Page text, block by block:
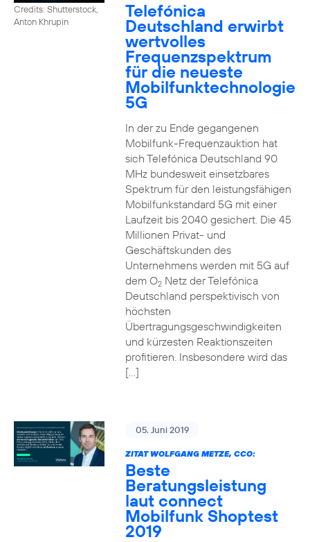
Credits: Shutterstock,
Anton Khrupin
Telefónica
Deutschland erwirbt
wertvolles
Frequenzspektrum
für die neueste
Mobilfunktechnologie
5G
In der zu Ende gegangenen
Mobilfunk-Frequenzauktion hat
sich Telefónica Deutschland 90
MHz bundesweit einsetzbares
Spektrum für den leistungsfähigen
Mobilfunkstandard 5G mit einer
Laufzeit bis 2040 gesichert. Die 45
Millionen Privat- und
Geschäftskunden des
Unternehmens werden mit 5G auf
dem O2Netz der Telefónica
Deutschland perspektivisch von
höchsten
Übertragungsgeschwindigkeiten
und kürzesten Reaktionszeiten
profitieren. Insbesondere wird das
[…]
05. Juni 2019
ZITAT WOLFGANG METZE, CCO:
Beste
Beratungsleistung
laut connect
Mobilfunk Shoptest
2019